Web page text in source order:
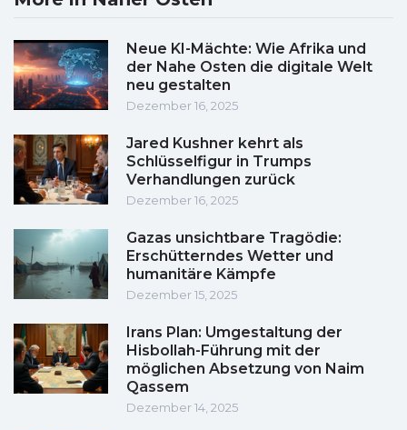
Neue KI-Mächte: Wie Afrika und
der Nahe Osten die digitale Welt
neu gestalten
Dezember 16, 2025
Jared Kushner kehrt als
Schlüsselfigur in Trumps
Verhandlungen zurück
Dezember 16, 2025
Gazas unsichtbare Tragödie:
Erschütterndes Wetter und
humanitäre Kämpfe
Dezember 15, 2025
Irans Plan: Umgestaltung der
Hisbollah-Führung mit der
möglichen Absetzung von Naim
Qassem
Dezember 14, 2025